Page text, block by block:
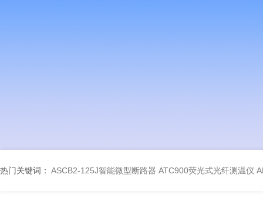
热门关键词： ASCB2-125J智能微型断路器 ATC900荧光式光纤测温仪